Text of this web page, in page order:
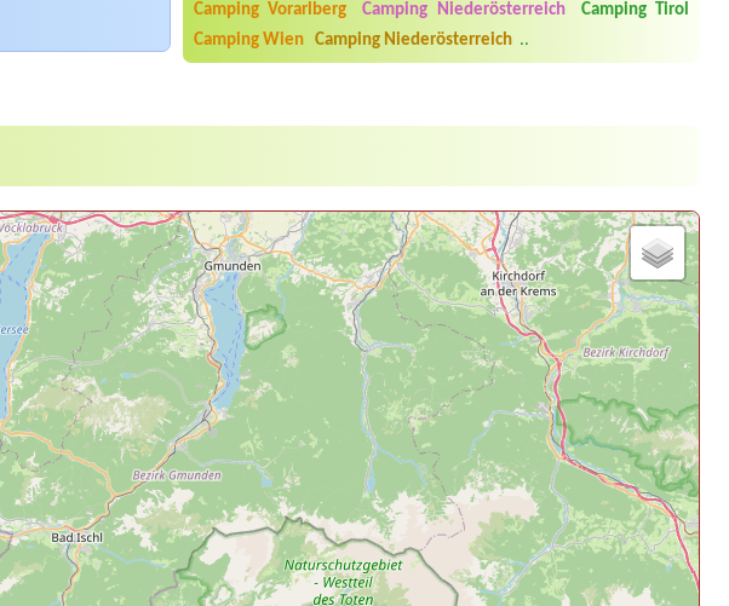
Camping Vorarlberg
Camping Niederösterreich
Camping Tirol
Camping Wien
Camping Niederösterreich ..